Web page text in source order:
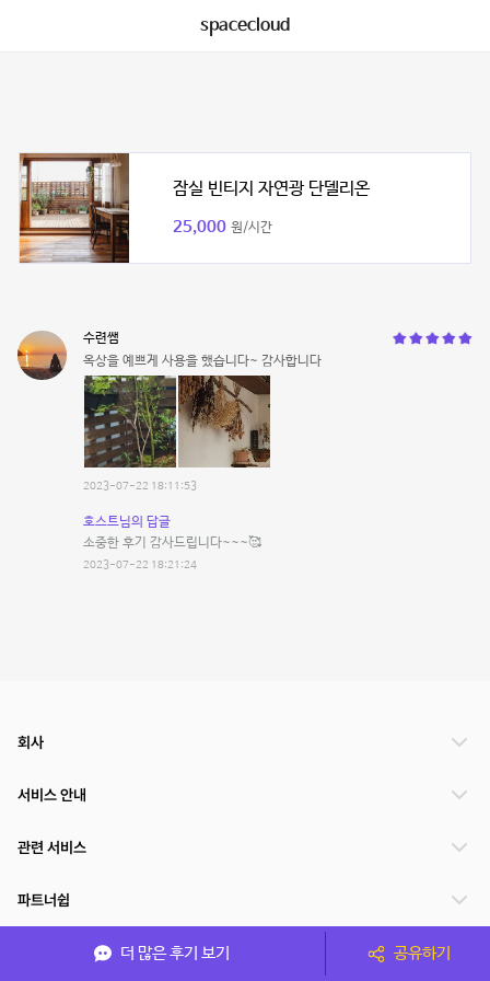
spacecloud
잠실 빈티지 자연광 단델리온
25,000 원/시간
수련쌤
옥상을 예쁘게 사용을 했습니다~ 감사합니다
2023-07-22 18:11:53
호스트님의 답글
소중한 후기 감사드립니다~~~🥰
2023-07-22 18:21:24
더 많은 후기 보기 공유하기
회사
서비스 안내
관련 서비스
파트너쉽
서비스 제공 국가